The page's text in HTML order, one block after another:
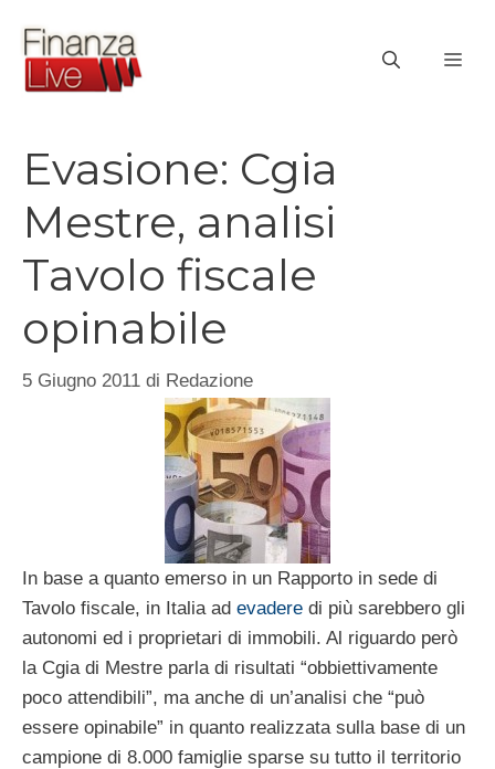
contenuto
Evasione: Cgia
Mestre, analisi
Tavolo fiscale
opinabile
5 Giugno 2011 di Redazione
In base a quanto emerso in un Rapporto in sede di
Tavolo fiscale, in Italia ad evadere di più sarebbero gli
autonomi ed i proprietari di immobili. Al riguardo però
la Cgia di Mestre parla di risultati “obbiettivamente
poco attendibili”, ma anche di un’analisi che “può
essere opinabile” in quanto realizzata sulla base di un
campione di 8.000 famiglie sparse su tutto il territorio